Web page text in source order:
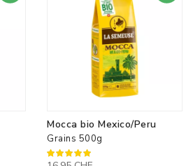
Mocca bio Mexico/Peru
Grains 500g